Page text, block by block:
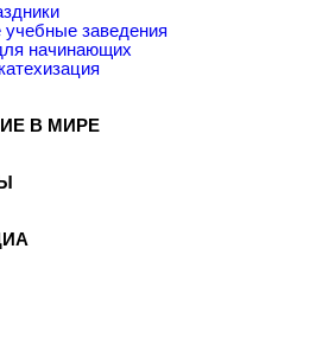
заведения
начинающих
В МИРЕ